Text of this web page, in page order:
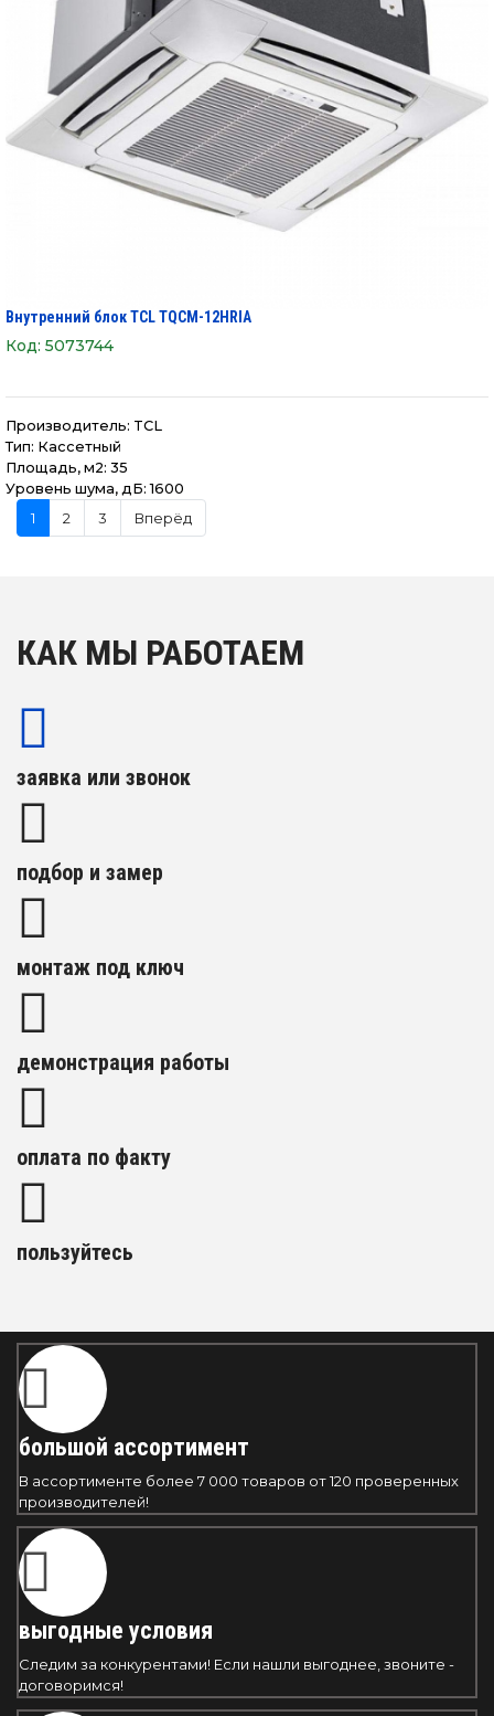
Внутренний блок TCL TQCM-12HRIA
Код: 5073744
Производитель: TCL
Тип: Кассетный
Площадь, м2: 35
Уровень шума, дБ: 1600
1 2 3 Вперёд
КАК МЫ РАБОТАЕМ
заявка или звонок
подбор и замер
монтаж под ключ
демонстрация работы
оплата по факту
пользуйтесь
большой ассортимент
В ассортименте более 7 000 товаров от 120 проверенных
производителей!
выгодные условия
Следим за конкурентами! Если нашли выгоднее, звоните -
договоримся!